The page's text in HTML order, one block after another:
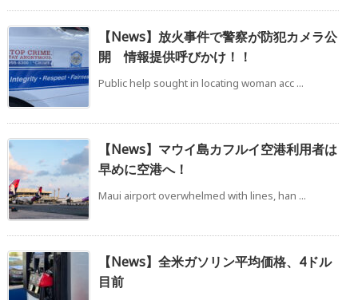
【News】放火事件で警察が防犯カメラ公
開 情報提供呼びかけ！！
Public help sought in locating woman acc ...
【News】マウイ島カフルイ空港利用者は
早めに空港へ！
Maui airport overwhelmed with lines, han ...
【News】全米ガソリン平均価格、4ドル
目前